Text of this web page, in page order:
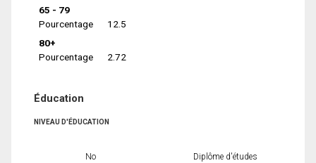
65 - 79
Pourcentage
12.5
80+
Pourcentage
2.72
Éducation
NIVEAU D'ÉDUCATION
No
Diplôme d'études